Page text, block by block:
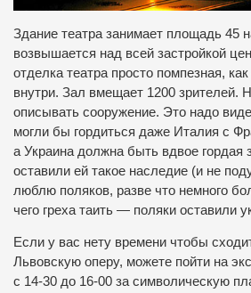
Здание театра занимает площадь 45
возвышается над всей застройкой
отделка театра просто помпезная,
внутри. Зал вмещает 1200 зрителей.
описывать сооружение. Это надо
могли бы гордиться даже Италия с
а Украина должна быть вдвое гордая
оставили ей такое наследие (и не
люблю поляков, разве что немного
чего греха таить — поляки оставили
Если у вас нету времени чтобы
Львовскую оперу, можете пойти на
с 14-30 до 16-00 за символическую